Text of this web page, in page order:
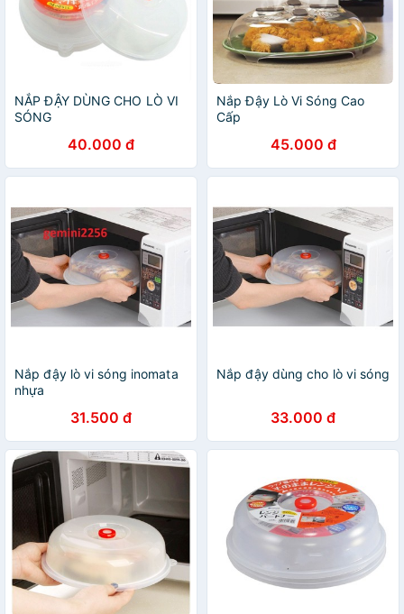
NẮP ĐẬY DÙNG CHO LÒ VI
SÓNG
40.000 đ
Nắp Đậy Lò Vi Sóng Cao
Cấp
45.000 đ
Nắp đậy lò vi sóng inomata
nhựa
31.500 đ
Nắp đậy dùng cho lò vi sóng
33.000 đ